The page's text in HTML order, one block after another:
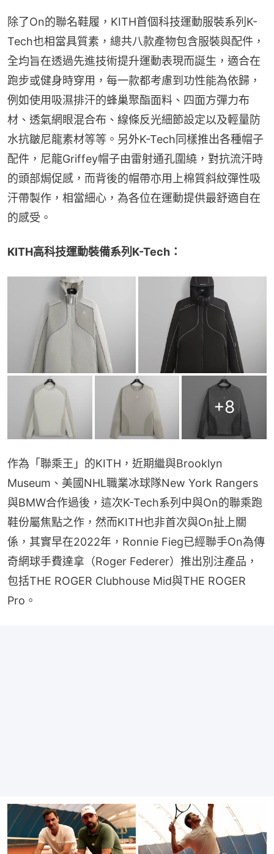
除了On的聯名鞋履，KITH首個科技運動服裝系列K-
Tech也相當具質素，總共八款產物包含服裝與配件，
全均旨在透過先進技術提升運動表現而誕生，適合在
跑步或健身時穿用，每一款都考慮到功性能為依歸，
例如使用吸濕排汗的蜂巢聚酯面料、四面方彈力布
材、透氣網眼混合布、線條反光細節設定以及輕量防
水抗皺尼龍素材等等。另外K-Tech同樣推出各種帽子
配件，尼龍Griffey帽子由雷射通孔圍繞，對抗流汗時
的頭部焗促感，而背後的帽帶亦用上棉質斜紋彈性吸
汗帶製作，相當細心，為各位在運動提供最舒適自在
的感受。
KITH高科技運動裝備系列K-Tech：
+8
作為「聯乘王」的KITH，近期繼與Brooklyn
Museum、美國NHL職業冰球隊New York Rangers
與BMW合作過後，這次K-Tech系列中與On的聯乘跑
鞋份屬焦點之作，然而KITH也非首次與On扯上關
係，其實早在2022年，Ronnie Fieg已經聯手On為傳
奇網球手費達拿（Roger Federer）推出別注產品，
包括THE ROGER Clubhouse Mid與THE ROGER
Pro。